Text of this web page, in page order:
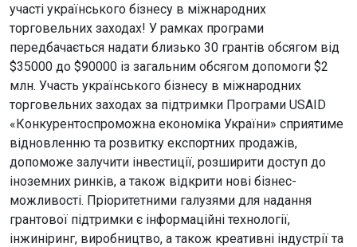
участі українського бізнесу в міжнародних
торговельних заходах! У рамках програми
передбачається надати близько 30 грантів обсягом від
$35000 до $90000 із загальним обсягом допомоги $2
млн. Участь українського бізнесу в міжнародних
торговельних заходах за підтримки Програми USAID
«Конкурентоспроможна економіка України» сприятиме
відновленню та розвитку експортних продажів,
допоможе залучити інвестиції, розширити доступ до
іноземних ринків, а також відкрити нові бізнес-
можливості. Пріоритетними галузями для надання
грантової підтримки є інформаційні технології,
інжиніринг, виробництво, а також креативні індустрії та